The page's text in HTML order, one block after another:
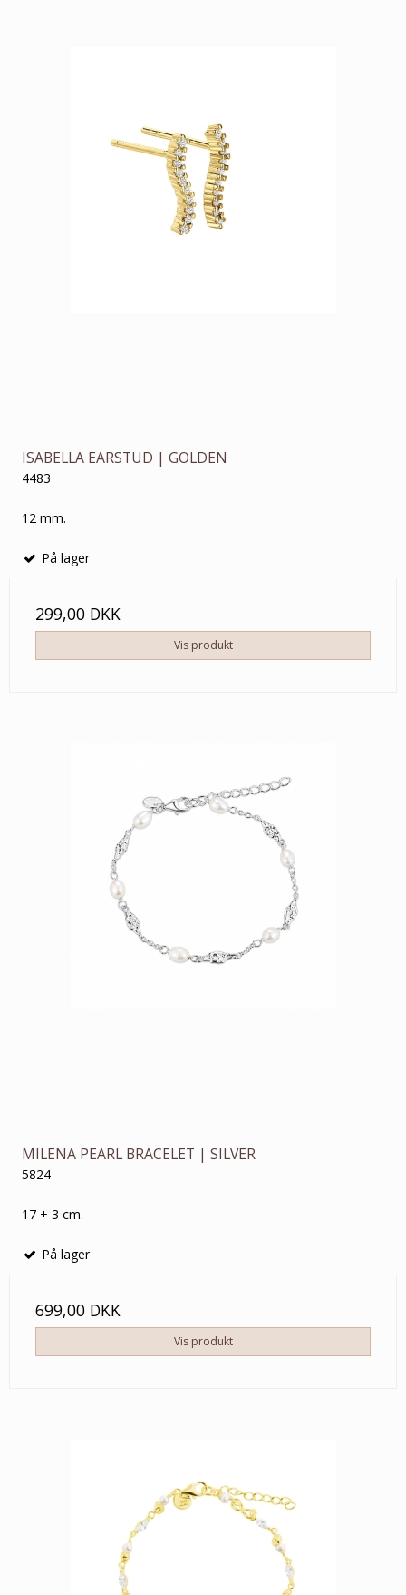
ISABELLA EARSTUD | GOLDEN
4483
12 mm.
På lager
299,00 DKK
Vis produkt
MILENA PEARL BRACELET | SILVER
5824
17 + 3 cm.
På lager
699,00 DKK
Vis produkt